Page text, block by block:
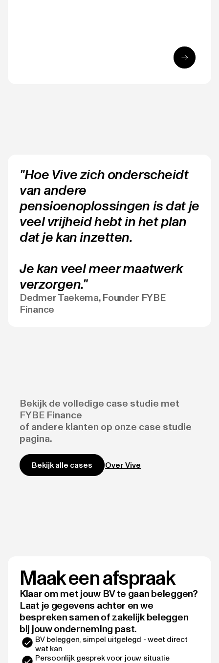
"Hoe Vive zich onderscheidt
van andere
pensioenoplossingen is dat je
veel vrijheid hebt in het plan
dat je kan inzetten.
Je kan veel meer maatwerk
verzorgen."
Dedmer Taekema, Founder FYBE
Finance
Bekijk de volledige case studie met
FYBE Finance
of andere klanten op onze case studie
pagina.
Bekijk alle cases Over Vive
Maak een afspraak
Klaar om met jouw BV te gaan beleggen?
Laat je gegevens achter en we
bespreken samen of zakelijk beleggen
bij jouw onderneming past.
BV beleggen, simpel uitgelegd - weet direct
wat kan
Persoonlijk gesprek voor jouw situatie